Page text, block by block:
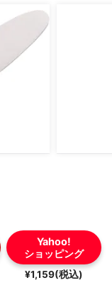
Yahoo!
ショッピング
¥1,159(税込)